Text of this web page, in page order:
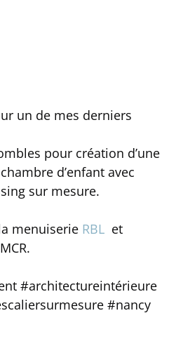
un de mes derniers
pour création d’une
d’enfant avec
sur mesure.
menuiserie RBL et
#architectureintérieure
#nancy